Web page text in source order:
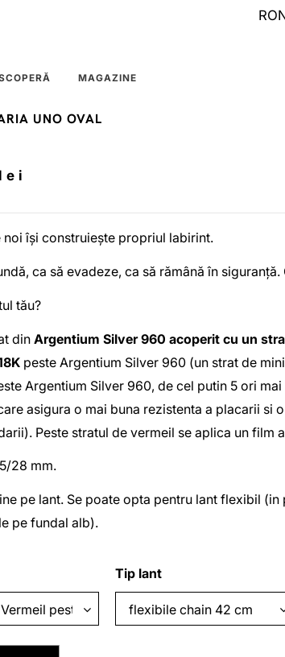
MAGAZINE
UNO OVAL
noi își construiește propriul labirint.
ca să evadeze, ca să rămână în siguranță.
tău?
din Argentium Silver 960 acoperit cu un
peste Argentium Silver 960 (un strat de
Argentium Silver 960, de cel putin 5 ori
asigura o mai buna rezistenta a placarii si
Peste stratul de vermeil se aplica un film
28 mm.
pe lant. Se poate opta pentru lant flexibil
pe fundal alb).
Tip lant